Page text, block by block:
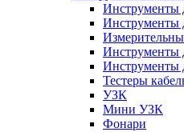
Инструменты
Инструменты
Инструменты
Инструменты
Тестеры
УЗК
Мини УЗК
Фонари